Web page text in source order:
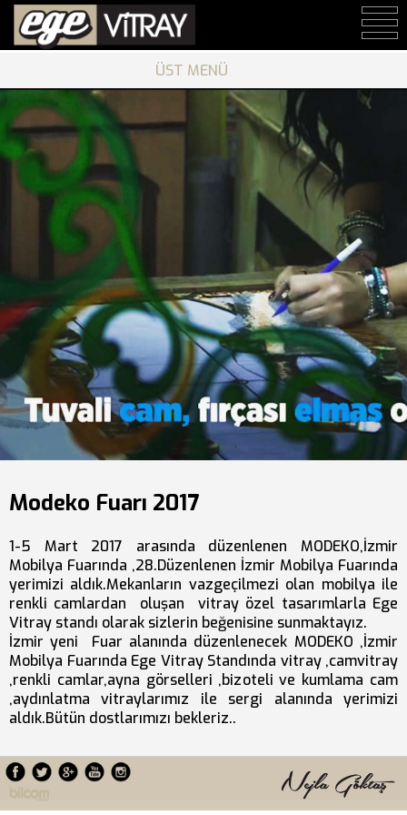
ÜST MENÜ
Modeko Fuarı 2017
1-5 Mart 2017 arasında düzenlenen MODEKO,İzmir
Mobilya Fuarında ,28.Düzenlenen İzmir Mobilya Fuarında
yerimizi aldık.Mekanların vazgeçilmezi olan mobilya ile
renkli camlardan oluşan vitray özel tasarımlarla Ege
Vitray standı olarak sizlerin beğenisine sunmaktayız.
İzmir yeni Fuar alanında düzenlenecek MODEKO ,İzmir
Mobilya Fuarında Ege Vitray Standında vitray ,camvitray
,renkli camlar,ayna görselleri ,bizoteli ve kumlama cam
,aydınlatma vitraylarımız ile sergi alanında yerimizi
aldık.Bütün dostlarımızı bekleriz..